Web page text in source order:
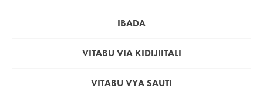
IBADA
VITABU VIA KIDIJIITALI
VITABU VYA SAUTI